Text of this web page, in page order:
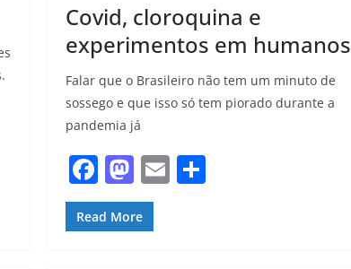
Covid, cloroquina e
experimentos em humanos
Falar que o Brasileiro não tem um minuto de
sossego e que isso só tem piorado durante a
pandemia já
F
a
c
M
a
st
E S
Read More